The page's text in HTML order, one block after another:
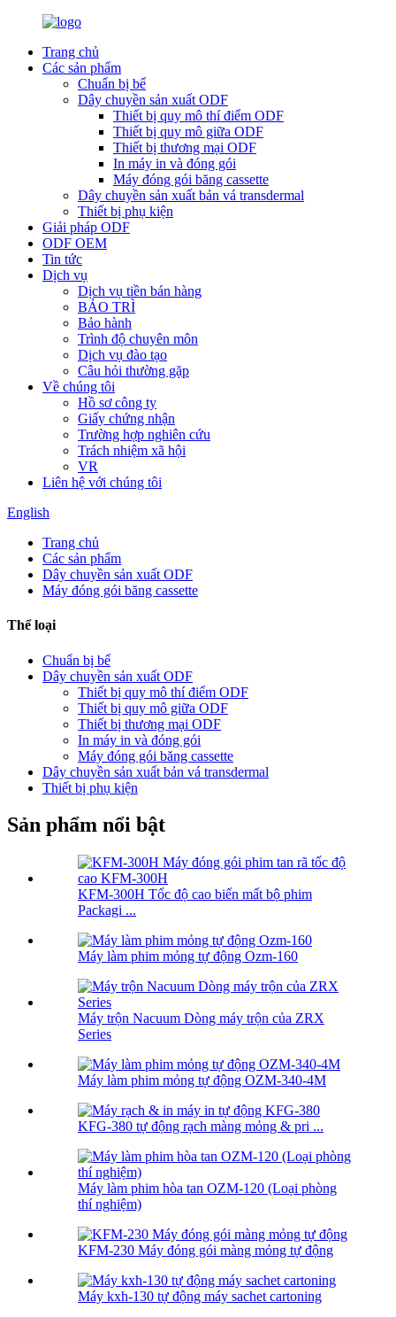
Trang chủ
Các sản phẩm
Chuẩn bị bể
Dây chuyền sản xuất ODF
Thiết bị quy mô thí điểm ODF
Thiết bị quy mô giữa ODF
Thiết bị thương mại ODF
In máy in và đóng gói
Máy đóng gói băng cassette
Dây chuyền sản xuất bản vá transdermal
Thiết bị phụ kiện
Giải pháp ODF
ODF OEM
Tin tức
Dịch vụ
Dịch vụ tiền bán hàng
BẢO TRÌ
Bảo hành
Trình độ chuyên môn
Dịch vụ đào tạo
Câu hỏi thường gặp
Về chúng tôi
Hồ sơ công ty
Giấy chứng nhận
Trường hợp nghiên cứu
Trách nhiệm xã hội
VR
Liên hệ với chúng tôi
English
Trang chủ
Các sản phẩm
Dây chuyền sản xuất ODF
Máy đóng gói băng cassette
Thể loại
Chuẩn bị bể
Dây chuyền sản xuất ODF
Thiết bị quy mô thí điểm ODF
Thiết bị quy mô giữa ODF
Thiết bị thương mại ODF
In máy in và đóng gói
Máy đóng gói băng cassette
Dây chuyền sản xuất bản vá transdermal
Thiết bị phụ kiện
Sản phẩm nổi bật
KFM-300H Tốc độ cao biến mất bộ phim
Packagi ...
Máy làm phim mỏng tự động Ozm-160
Máy trộn Nacuum Dòng máy trộn của ZRX
Series
Máy làm phim mỏng tự động OZM-340-4M
KFG-380 tự động rạch màng mỏng & pri ...
Máy làm phim hòa tan OZM-120 (Loại phòng
thí nghiệm)
KFM-230 Máy đóng gói màng mỏng tự động
Máy kxh-130 tự động máy sachet cartoning